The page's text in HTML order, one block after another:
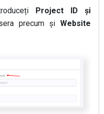
Project ID și
precum șiWebsite